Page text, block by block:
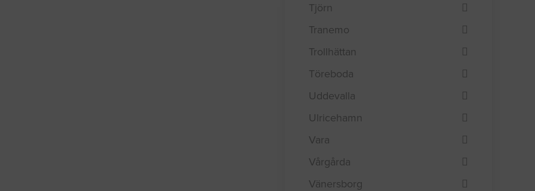
Tjörn
Tranemo
Trollhättan
Töreboda
Uddevalla
Ulricehamn
Vara
Vårgårda
Vänersborg